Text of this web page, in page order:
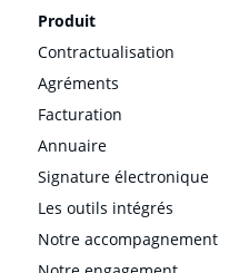
Produit
Contractualisation
Agréments
Facturation
Annuaire
Signature électronique
Les outils intégrés
Notre accompagnement